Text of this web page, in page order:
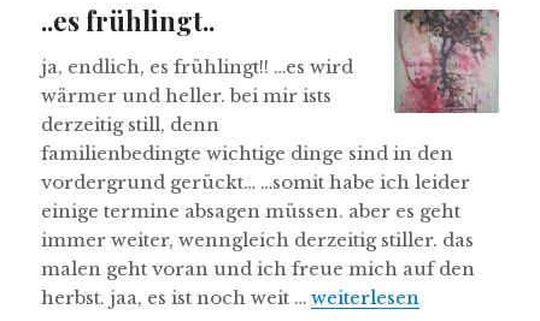
..es frühlingt..
ja, endlich, es frühlingt!! …es wird
wärmer und heller. bei mir ists
derzeitig still, denn
familienbedingte wichtige dinge sind in den
vordergrund gerückt… …somit habe ich leider
einige termine absagen müssen. aber es geht
immer weiter, wenngleich derzeitig stiller. das
malen geht voran und ich freue mich auf den
herbst. jaa, es ist noch weit …..es frühlingt..
weiterlesen